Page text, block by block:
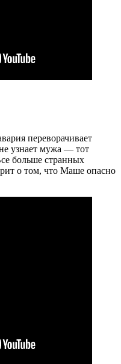
переворачивает
узнает мужа — тот
больше странных
о том, что Маше опасно